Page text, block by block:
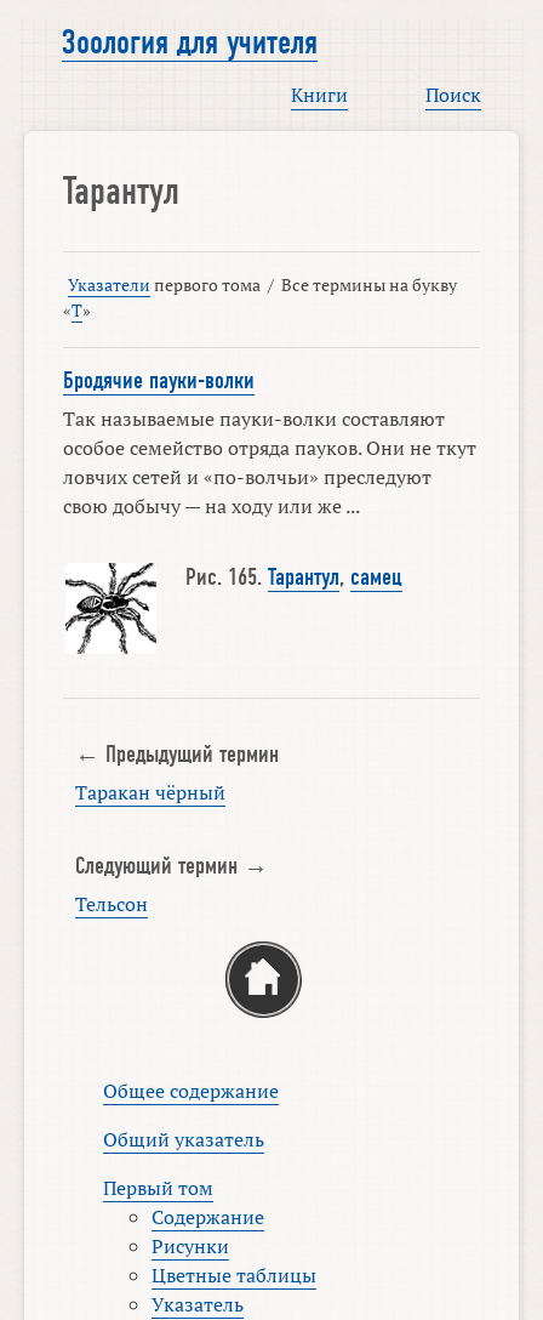
Зоология для учителя
Книги Поиск
Тарантул
Указатели первого тома / Все термины на букву
«Т»
Бродячие пауки-волки
Так называемые пауки-волки составляют
особое семейство отряда пауков. Они не ткут
ловчих сетей и «по-волчьи» преследуют
свою добычу — на ходу или же ...
Рис. 165. Тарантул, самец
← Предыдущий термин
Таракан чёрный
Следующий термин →
Тельсон
Общее содержание
Общий указатель
Первый том
Содержание
Рисунки
Цветные таблицы
Указатель